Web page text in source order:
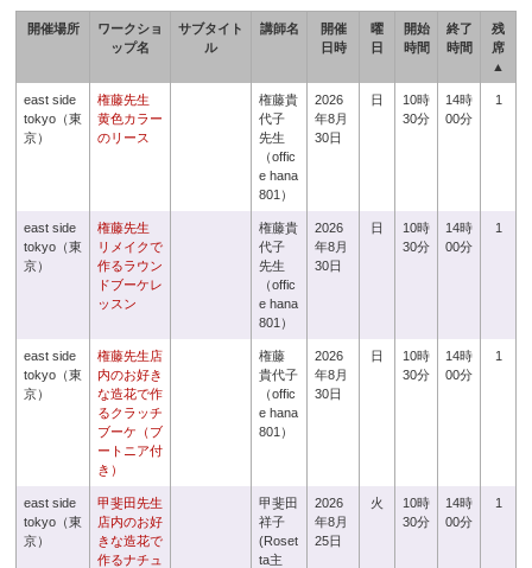
開催場所
ワークショ
ップ名
サブタイト
ル
講師名
開催
日時
曜
日
開始
時間
終了
時間
残
席
▲
east side
tokyo（東
京）
権藤先生
黄色カラー
のリース
権藤貴
代子
先生
（offic
e hana
801）
2026
年8月
30日
日
10時
30分
14時
00分
1
east side
tokyo（東
京）
権藤先生
リメイクで
作るラウン
ドブーケレ
ッスン
権藤貴
代子
先生
（offic
e hana
801）
2026
年8月
30日
日
10時
30分
14時
00分
1
east side
tokyo（東
京）
権藤先生店
内のお好き
な造花で作
るクラッチ
ブーケ（ブ
ートニア付
き）
権藤
貴代子
（offic
e hana
801）
2026
年8月
30日
日
10時
30分
14時
00分
1
east side
tokyo（東
京）
甲斐田先生
店内のお好
きな造花で
作るナチュ
甲斐田
祥子
(Roset
ta主
2026
年8月
25日
火
10時
30分
14時
00分
1